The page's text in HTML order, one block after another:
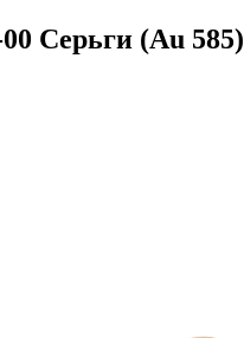
Серьги (Au 585)